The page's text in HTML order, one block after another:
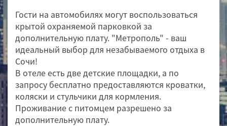
Гости на автомобилях могут воспользоваться
крытой охраняемой парковкой за
дополнительную плату. "Метрополь" - ваш
идеальный выбор для незабываемого отдыха в
Сочи!
В отеле есть две детские площадки, а по
запросу бесплатно предоставляются кроватки,
коляски и стульчики для кормления.
Проживание с питомцем разрешено за
дополнительную плату.